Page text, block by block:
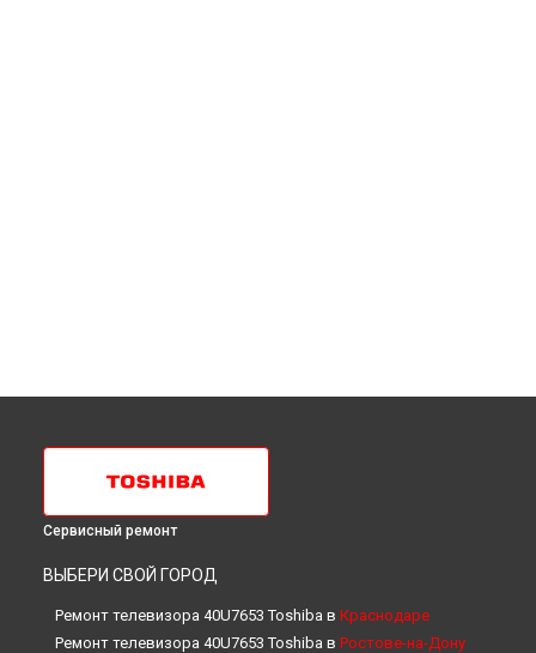
Сервисный ремонт
ВЫБЕРИ СВОЙ ГОРОД
Ремонт телевизора 40U7653 Toshiba в Краснодаре
Ремонт телевизора 40U7653 Toshiba в Ростове-на-Дону